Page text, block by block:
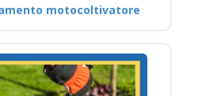
motocoltivatore